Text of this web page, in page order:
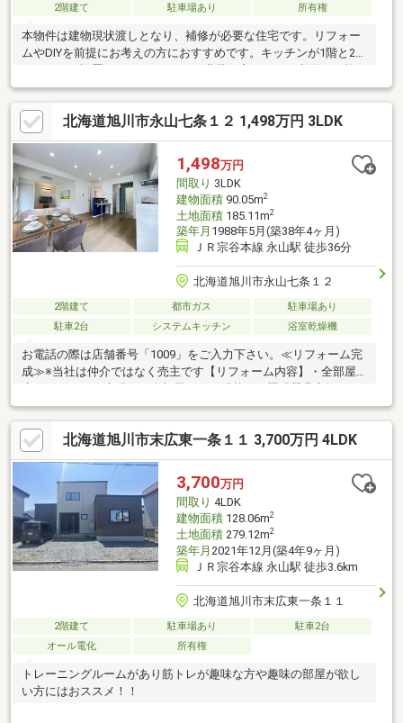
2階建て 駐車場あり 所有権
本物件は建物現状渡しとなり、補修が必要な住宅です。リフォー
ムやDIYを前提にお考えの方におすすめです。キッチンが1階と2階
それぞれに設置されているため、2世帯住宅としての利用も可能な
間取りとなっております。家族での同居や将来的な使い分けな
ど、ライフスタイルに合わせた活用が期待できます。なお、設備
機器については動作確認を行っておりませんので、使用の可否に
ついては現地での確認や交換等をご検討ください。現況を活かし
ながら、ご自身の理想の住まいづくりを楽しめる物件です。
北海道旭川市永山七条１２ 1,498万円 3LDK
1,498万円
間取り 3LDK
建物面積90.05m2
土地面積185.11m2
築年月 1988年5月(築38年4ヶ月)
ＪＲ宗谷本線 永山駅 徒歩36分
北海道旭川市永山七条１２
2階建て 都市ガス
駐車場あり
駐車2台
システムキッチン 浴室乾燥機
お電話の際は店舗番号「1009」をご入力下さい。≪リフォーム完
成≫※当社は仲介ではなく売主です【リフォーム内容】・全部屋
風呂、トイレ、洗面台、キッチン、ボイラー新品交換・外壁屋根
塗装・建具交換【周辺環境】■永山西小学校：徒歩5分（348ｍ）■
永山南中学校：徒歩16分（1273ｍ）■ローソン 旭川永山十二丁目
店：徒歩4分（284ｍ）■イオン 旭川永山店：徒歩9分（698ｍ）■
スーパーチェーンふじ 永山西店：徒歩6分（475ｍ）■ツルハドラ
ッグ 永山6条店：徒歩6分（439ｍ）
北海道旭川市末広東一条１１ 3,700万円 4LDK
3,700万円
間取り 4LDK
建物面積128.06m2
土地面積279.12m2
築年月 2021年12月(築4年9ヶ月)
ＪＲ宗谷本線 永山駅 徒歩3.6km
北海道旭川市末広東一条１１
2階建て 駐車場あり
駐車2台
オール電化
所有権
トレーニングルームがあり筋トレが趣味な方や趣味の部屋が欲し
い方にはおススメ！！